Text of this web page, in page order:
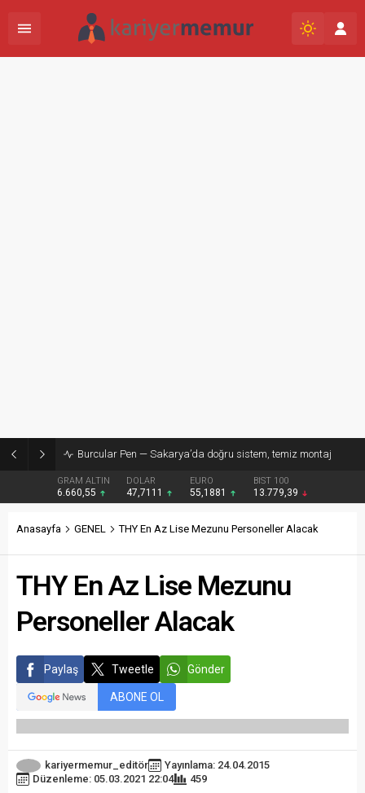
Burcular Pen — Sakarya’da doğru sistem, temiz montaj
GRAM ALTIN
6.660,55
DOLAR
47,7111
EURO
55,1881
BIST 100
13.779,39
Anasayfa GENEL THY En Az Lise Mezunu Personeller Alacak
THY En Az Lise Mezunu
Personeller Alacak
Paylaş Tweetle Gönder
ABONE OL
kariyermemur_editör
Yayınlama: 24.04.2015
Düzenleme: 05.03.2021 22:04
459